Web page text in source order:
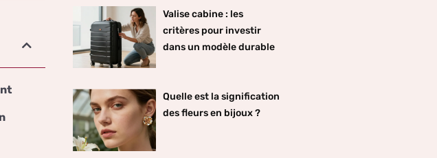
Valise cabine : les
critères pour investir
dans un modèle durable
Quelle est la signification
des fleurs en bijoux ?